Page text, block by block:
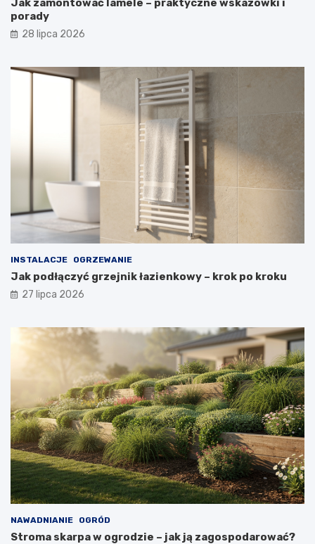
Jak zamontować lamele – praktyczne wskazówki i
porady
28 lipca 2026
INSTALACJE OGRZEWANIE
Jak podłączyć grzejnik łazienkowy – krok po kroku
27 lipca 2026
NAWADNIANIE OGRÓD
Stroma skarpa w ogrodzie – jak ją zagospodarować?